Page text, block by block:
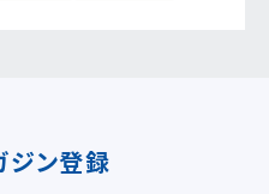
ジン登録